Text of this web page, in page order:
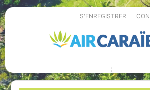
S'ENREGISTRER
;